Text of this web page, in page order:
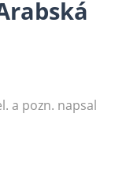
a pozn. napsal